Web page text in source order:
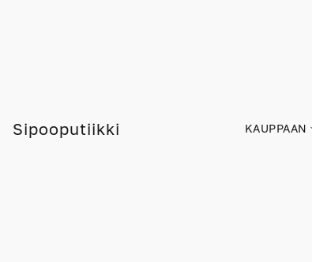
Sipooputiikki KAUPPAAN